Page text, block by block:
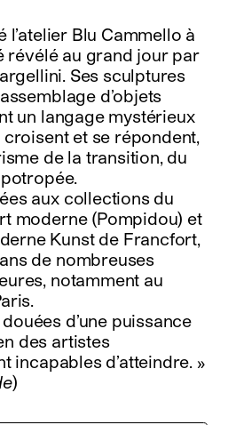
l’atelier Blu Cammello à
révélé au grand jour par
Ses sculptures
d’objets
un langage mystérieux
et se répondent,
de la transition, du
aux collections du
moderne (Pompidou) et
Kunst de Francfort,
de nombreuses
notamment au
d’une puissance
des artistes
incapables d’atteindre. »
)